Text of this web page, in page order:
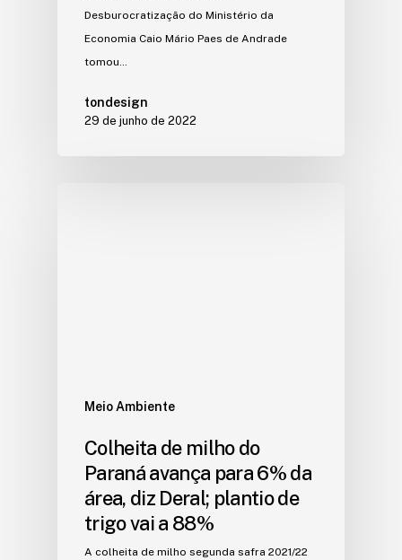
Desburocratização do Ministério da
Economia Caio Mário Paes de Andrade
tomou…
tondesign
29 de junho de 2022
Meio Ambiente
Colheita de milho do
Paraná avança para 6% da
área, diz Deral; plantio de
trigo vai a 88%
A colheita de milho segunda safra 2021/22